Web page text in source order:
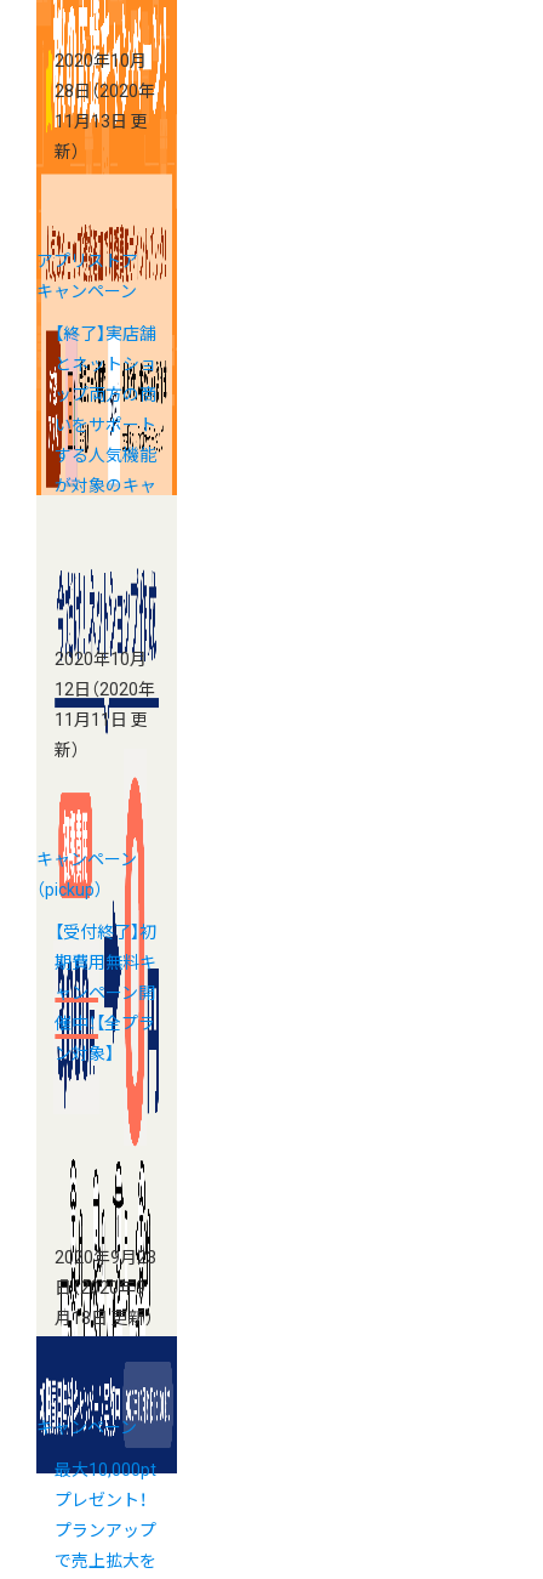
2020年10月
28日 （2020年
11月13日 更
新）
アプリストア
キャンペーン
【終了】実店舗
とネットショ
ップ両方の商
いをサポート
する人気機能
が対象のキャ
2020年10月
12日 （2020年
11月11日 更
新）
キャンペーン
（pickup）
【受付終了】初
期費用無料キ
ャンペーン開
催中！【全プラ
ン対象】
2020年9月23
日（2020年9
月18日 更新）
キャンペーン
最大10,000pt
プレゼント！
プランアップ
で売上拡大を